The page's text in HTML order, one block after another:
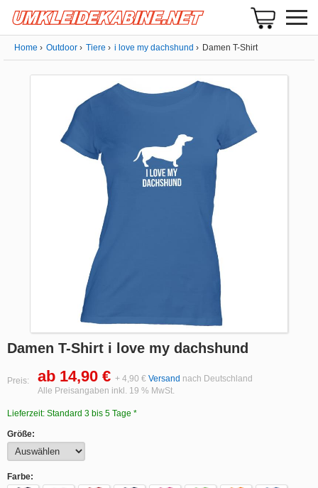
Home Outdoor Tiere i love my dachshund Damen T-Shirt
Damen T-Shirt i love my dachshund
Preis: ab 14,90 € + 4,90 € Versand nach Deutschland
Alle Preisangaben inkl. 19 % MwSt.
Lieferzeit: Standard 3 bis 5 Tage *
Größe:
Farbe: